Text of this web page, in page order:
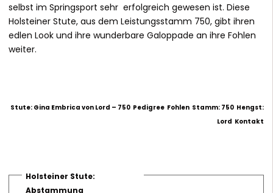
selbst im Springsport sehr erfolgreich gewesen ist. Diese
Holsteiner Stute, aus dem Leistungsstamm 750, gibt ihren
edlen Look und ihre wunderbare Galoppade an ihre Fohlen
weiter.
Stute: Gina Embrica von Lord – 750 Pedigree Fohlen Stamm: 750 Hengst:
Lord Kontakt
Holsteiner Stute:
Abstammung